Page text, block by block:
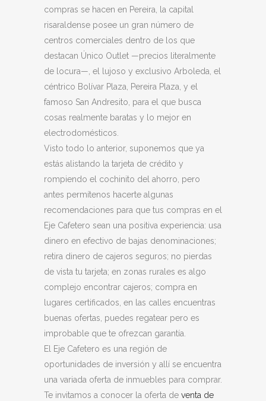
compras se hacen en Pereira, la capital
risaraldense posee un gran número de
centros comerciales dentro de los que
destacan Único Outlet —precios literalmente
de locura—, el lujoso y exclusivo Arboleda, el
céntrico Bolívar Plaza, Pereira Plaza, y el
famoso San Andresito, para el que busca
cosas realmente baratas y lo mejor en
electrodomésticos.
Visto todo lo anterior, suponemos que ya
estás alistando la tarjeta de crédito y
rompiendo el cochinito del ahorro, pero
antes permítenos hacerte algunas
recomendaciones para que tus compras en el
Eje Cafetero sean una positiva experiencia: usa
dinero en efectivo de bajas denominaciones;
retira dinero de cajeros seguros; no pierdas
de vista tu tarjeta; en zonas rurales es algo
complejo encontrar cajeros; compra en
lugares certificados, en las calles encuentras
buenas ofertas, puedes regatear pero es
improbable que te ofrezcan garantía.
El Eje Cafetero es una región de
oportunidades de inversión y allí se encuentra
una variada oferta de inmuebles para comprar.
Te invitamos a conocer la oferta de venta de